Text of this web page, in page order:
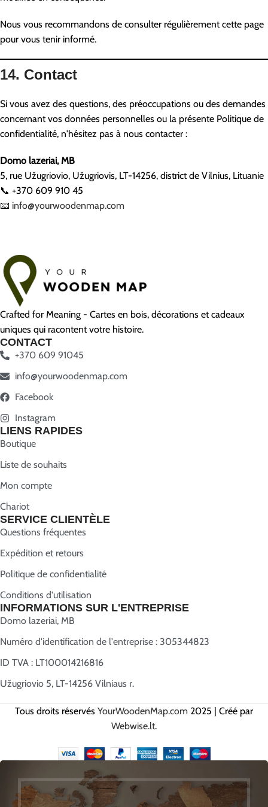
Nous vous recommandons de consulter régulièrement cette page
pour vous tenir informé.
14. Contact
Si vous avez des questions, des préoccupations ou des demandes
concernant vos données personnelles ou la présente Politique de
confidentialité, n'hésitez pas à nous contacter :
Domo lazeriai, MB
5, rue Užugriovio, Užugriovis, LT-14256, district de Vilnius, Lituanie
📞 +370 609 910 45
📧 info@yourwoodenmap.com
Crafted for Meaning - Cartes en bois, décorations et cadeaux
uniques qui racontent votre histoire.
CONTACT
+370 609 91045
info@yourwoodenmap.com
Facebook
Instagram
LIENS RAPIDES
Boutique
Liste de souhaits
Mon compte
Chariot
SERVICE CLIENTÈLE
Questions fréquentes
Expédition et retours
Politique de confidentialité
Conditions d'utilisation
INFORMATIONS SUR L'ENTREPRISE
Domo lazeriai, MB
Numéro d'identification de l'entreprise : 305344823
ID TVA : LT100014216816
Užugriovio 5, LT-14256 Vilniaus r.
Tous droits réservés YourWoodenMap.com 2025 | Créé par
Webwise.lt.